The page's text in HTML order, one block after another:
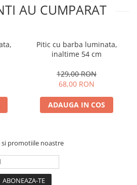
AU CUMPARAT
Pitic cu barba luminata,
inaltime 54 cm
129,00 RON
68,00 RON
ADAUGA IN COS
promotiile noastre